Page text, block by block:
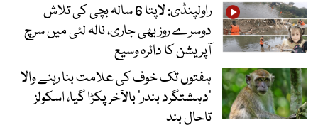
راولپنڈی: لاپتا 6 سالہ بچی کی تلاش
دوسرے روز بھی جاری، نالہ لئی میں سرچ
آپریشن کا دائرہ وسیع
ہفتوں تک خوف کی علامت بنا رہنے والا
‘دہشتگرد بندر’ بالآخر پکڑا گیا، اسکولز
تاحال بند